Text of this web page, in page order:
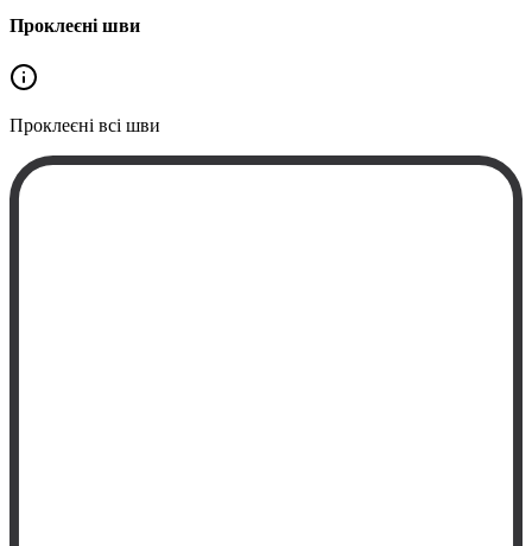
Проклеєні шви
Проклеєні всі шви